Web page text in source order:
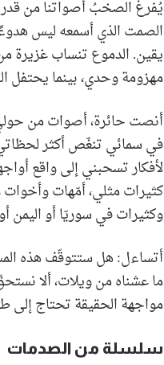
يُفرغ الصخبُ أصواتنا من
الصمت الذي أسمعه ليس
يقين. الدموع تنساب
مهزومة وحدي، بينما يحتفل
أنصت حائرة، أصوات من
في سمائي تنغّص أكثر
لأفكار تسحبني إلى واقع
كثيرات مثلي، أمّهات
وكثيرات في سوريّا أو اليمن
أتساءل: هل ستتوقّف هذه
ما عشناه من ويلات، ألا
مواجهة الحقيقة تحتاج إلى
سلسلة من الصدمات